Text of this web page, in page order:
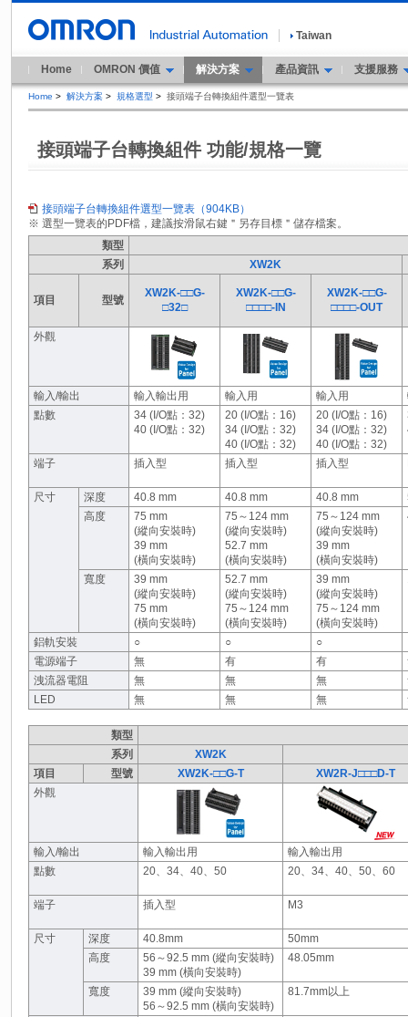
Taiwan
Home OMRON 價值 解決方案 產品資訊 支援服務
Home > 解決方案 > 規格選型 > 接頭端子台轉換組件選型一覽表
接頭端子台轉換組件 功能/規格一覽
接頭端子台轉換組件選型一覽表（904KB）
※ 選型一覽表的PDF檔，建議按滑鼠右鍵＂另存目標＂儲存檔案。
類型
系列
XW2K
項目 型號
XW2K-□□G-
□32□
XW2K-□□G-
□□□□-IN
XW2K-□□G-
□□□□-OUT
外觀
輸入/輸出 輸入輸出用 輸入用 輸入用
點數
34 (I/O點：32)
40 (I/O點：32)
20 (I/O點：16)
34 (I/O點：32)
40 (I/O點：32)
20 (I/O點：16)
34 (I/O點：32)
40 (I/O點：32)
端子 插入型 插入型 插入型
尺寸 深度 40.8 mm 40.8 mm 40.8 mm
高度
75 mm
(縱向安裝時)
39 mm
(橫向安裝時)
75～124 mm
(縱向安裝時)
52.7 mm
(橫向安裝時)
75～124 mm
(縱向安裝時)
39 mm
(橫向安裝時)
寬度
39 mm
(縱向安裝時)
75 mm
(橫向安裝時)
52.7 mm
(縱向安裝時)
75～124 mm
(橫向安裝時)
39 mm
(縱向安裝時)
75～124 mm
(橫向安裝時)
鋁軌安裝 ○ ○ ○
電源端子
無 有 有
洩流器電阻
無 無 無
LED
無 無 無
類型
系列
XW2K
項目
型號 XW2K-□□G-T
XW2R-J□□□D-T
外觀
輸入/輸出 輸入輸出用
輸入輸出用
點數
20、34、40、50 20、34、40、50、60
端子 插入型 M3
尺寸 深度 40.8mm
50mm
高度
56～92.5 mm (縱向安裝時)
39 mm (橫向安裝時)
48.05mm
寬度
39 mm (縱向安裝時)
56～92.5 mm (橫向安裝時)
81.7mm以上